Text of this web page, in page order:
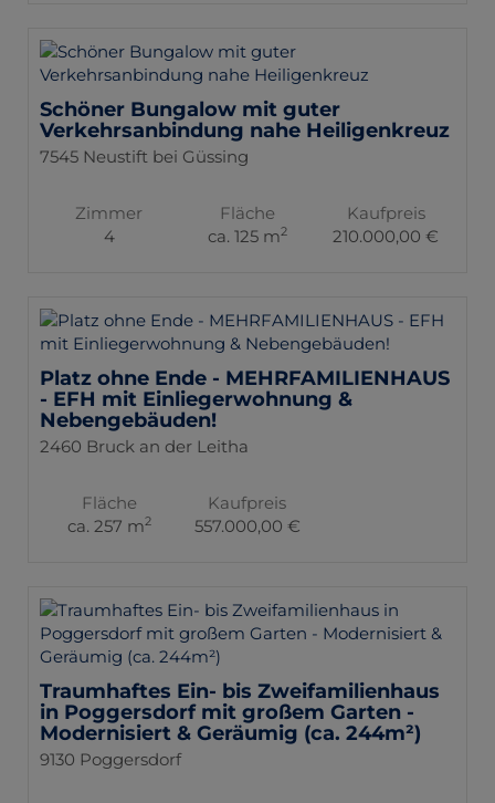
Schöner Bungalow mit guter
Verkehrsanbindung nahe Heiligenkreuz
7545 Neustift bei Güssing
Zimmer
4
Fläche
ca. 125 m2
Kaufpreis
210.000,00 €
Platz ohne Ende - MEHRFAMILIENHAUS
- EFH mit Einliegerwohnung &
Nebengebäuden!
2460 Bruck an der Leitha
Fläche
ca. 257 m2
Kaufpreis
557.000,00 €
Traumhaftes Ein- bis Zweifamilienhaus
in Poggersdorf mit großem Garten -
Modernisiert & Geräumig (ca. 244m²)
9130 Poggersdorf